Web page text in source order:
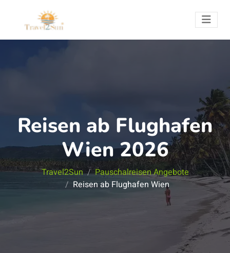
Reisen ab Flughafen
Wien 2026
Travel2Sun
Pauschalreisen Angebote
Reisen ab Flughafen Wien